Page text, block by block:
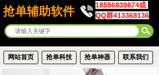
抢单辅助软件
18556839874或
QQ群413368136
网站首页 抢单科技 抢单神器 联系我们